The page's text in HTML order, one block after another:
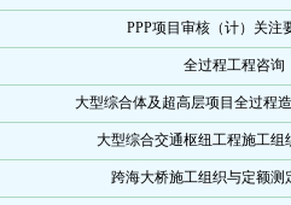
PPP项目审核（计）关注
全过程工程咨询
大型综合体及超高层项目全过程
大型综合交通枢纽工程施工组
跨海大桥施工组织与定额测